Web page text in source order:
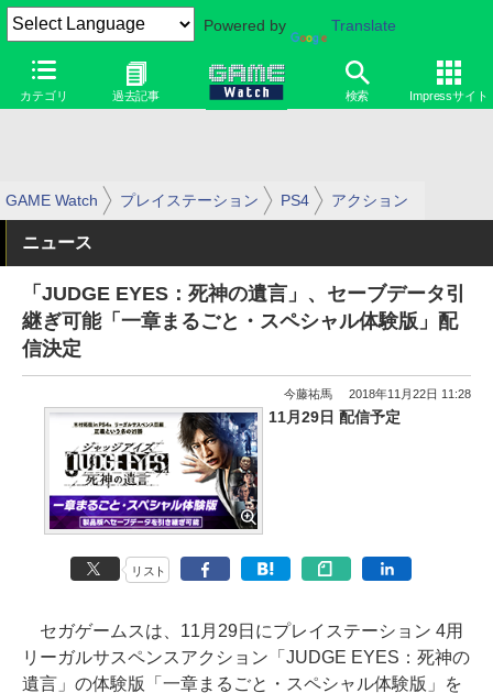
Powered by Translate
カテゴリ 過去記事 検索 Impressサイト
GAME Watch プレイステーション PS4 アクション
ニュース
「JUDGE EYES：死神の遺言」、セーブデータ引
継ぎ可能「一章まるごと・スペシャル体験版」配
信決定
今藤祐馬 2018年11月22日 11:28
11月29日 配信予定
リスト
セガゲームスは、11月29日にプレイステーション 4用
リーガルサスペンスアクション「JUDGE EYES：死神の
遺言」の体験版「一章まるごと・スペシャル体験版」を